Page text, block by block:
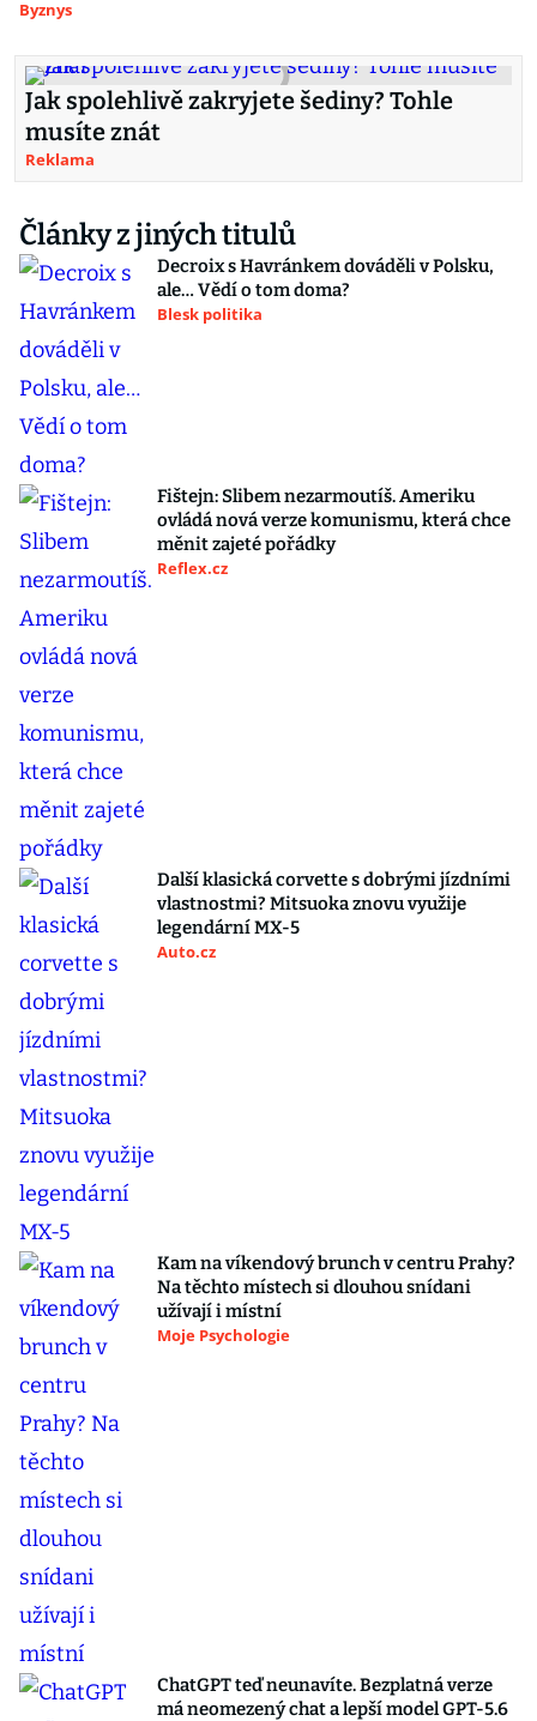
Byznys
Jak spolehlivě zakryjete šediny? Tohle
musíte znát
Reklama
Články z jiných titulů
Decroix s Havránkem dováděli v Polsku,
ale… Vědí o tom doma?
Blesk politika
Fištejn: Slibem nezarmoutíš. Ameriku
ovládá nová verze komunismu, která chce
měnit zajeté pořádky
Reflex.cz
Další klasická corvette s dobrými jízdními
vlastnostmi? Mitsuoka znovu využije
legendární MX-5
Auto.cz
Kam na víkendový brunch v centru Prahy?
Na těchto místech si dlouhou snídani
užívají i místní
Moje Psychologie
ChatGPT teď neunavíte. Bezplatná verze
má neomezený chat a lepší model GPT-5.6